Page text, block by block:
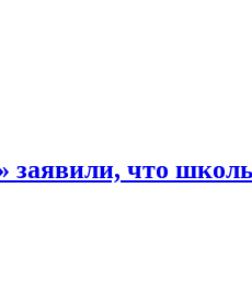
заявили, что